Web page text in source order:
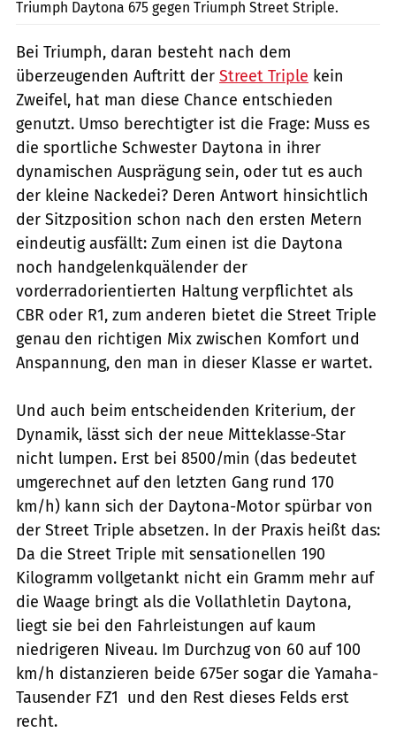
Triumph Daytona 675 gegen Triumph Street Striple.
Bei Triumph, daran besteht nach dem
überzeugenden Auftritt der Street Triple kein
Zweifel, hat man diese Chance entschieden
genutzt. Umso berechtigter ist die Frage: Muss es
die sportliche Schwester Daytona in ihrer
dynamischen Ausprägung sein, oder tut es auch
der kleine Nackedei? Deren Antwort hinsichtlich
der Sitzposition schon nach den ersten Metern
eindeutig ausfällt: Zum einen ist die Daytona
noch handgelenkquälender der
vorderradorientierten Haltung verpflichtet als
CBR oder R1, zum anderen bietet die Street Triple
genau den richtigen Mix zwischen Komfort und
Anspannung, den man in dieser Klasse er wartet.
Und auch beim entscheidenden Kriterium, der
Dynamik, lässt sich der neue Mitteklasse-Star
nicht lumpen. Erst bei 8500/min (das bedeutet
umgerechnet auf den letzten Gang rund 170
km/h) kann sich der Daytona-Motor spürbar von
der Street Triple absetzen. In der Praxis heißt das:
Da die Street Triple mit sensationellen 190
Kilogramm vollgetankt nicht ein Gramm mehr auf
die Waage bringt als die Vollathletin Daytona,
liegt sie bei den Fahrleistungen auf kaum
niedrigeren Niveau. Im Durchzug von 60 auf 100
km/h distanzieren beide 675er sogar die Yamaha-
Tausender FZ1  und den Rest dieses Felds erst
recht.